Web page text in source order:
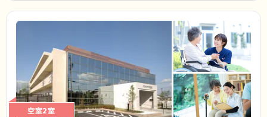
空室2室